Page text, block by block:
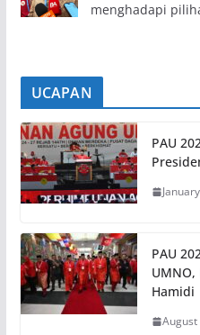
menghadapi
UCAPAN
PAU
PAU
Hamidi
August